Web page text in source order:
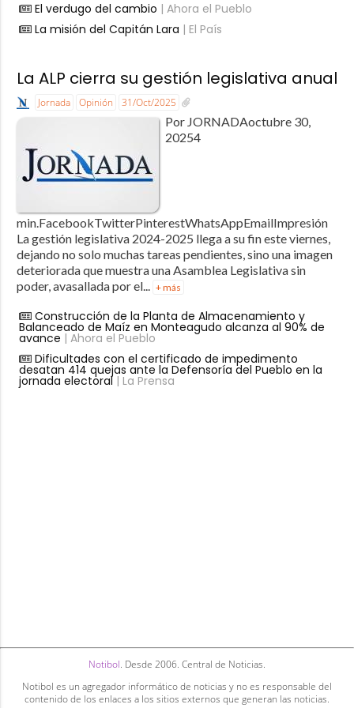
El verdugo del cambio | Ahora el Pueblo
La misión del Capitán Lara | El País
La ALP cierra su gestión legislativa anual
Jornada Opinión 31/Oct/2025
Por JORNADAoctubre 30,
20254
min.FacebookTwitterPinterestWhatsAppEmailImpresión
La gestión legislativa 2024-2025 llega a su fin este viernes,
dejando no solo muchas tareas pendientes, sino una imagen
deteriorada que muestra una Asamblea Legislativa sin
poder, avasallada por el... + más
Construcción de la Planta de Almacenamiento y
Balanceado de Maíz en Monteagudo alcanza al 90% de
avance | Ahora el Pueblo
Dificultades con el certificado de impedimento
desatan 414 quejas ante la Defensoría del Pueblo en la
jornada electoral| La Prensa
Notibol. Desde 2006. Central de Noticias.
Notibol es un agregador informático de noticias y no es responsable del
contenido de los enlaces a los sitios externos que generan las noticias.